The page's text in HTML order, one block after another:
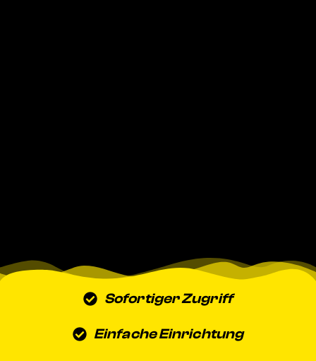
Sofortiger Zugriff
Einfache Einrichtung